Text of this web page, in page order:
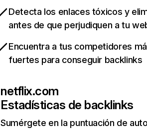
Detecta los enlaces tóxicos y
antes de que perjudiquen a tu
Encuentra a tus competidores
fuertes para conseguir backlinks
netflix.com
Estadísticas de backlinks
Sumérgete en la puntuación de